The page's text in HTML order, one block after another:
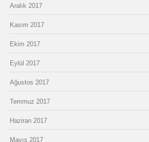
Aralık 2017
Kasım 2017
Ekim 2017
Eylül 2017
Ağustos 2017
Temmuz 2017
Haziran 2017
Mayıs 2017